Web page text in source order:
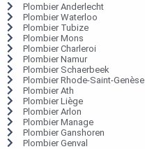
Plombier Anderlecht
Plombier Waterloo
Plombier Tubize
Plombier Mons
Plombier Charleroi
Plombier Namur
Plombier Schaerbeek
Plombier Rhode-Saint-Genèse
Plombier Ath
Plombier Liège
Plombier Arlon
Plombier Manage
Plombier Ganshoren
Plombier Genval